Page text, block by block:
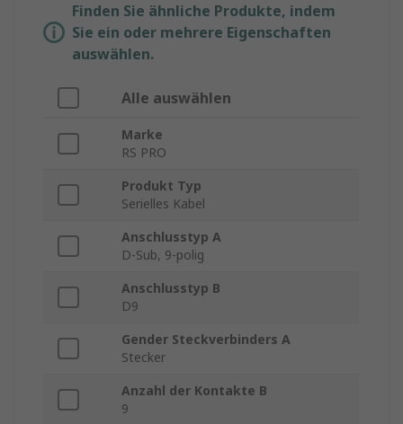
Finden Sie ähnliche Produkte, indem
Sie ein oder mehrere Eigenschaften
auswählen.
Alle auswählen
Marke
RS PRO
Produkt Typ
Serielles Kabel
Anschlusstyp A
D-Sub, 9-polig
Anschlusstyp B
D9
Gender Steckverbinders A
Stecker
Anzahl der Kontakte B
9